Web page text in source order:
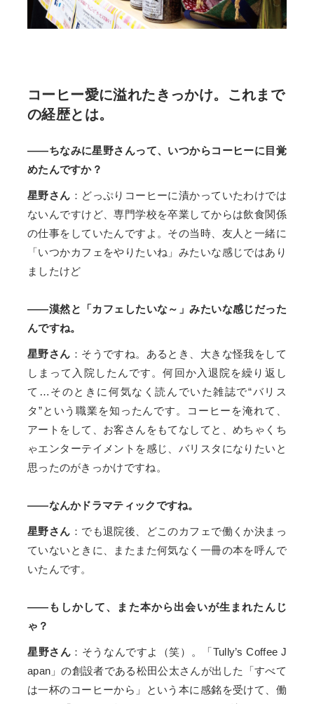
コーヒー愛に溢れたきっかけ。これまで
の経歴とは。
――ちなみに星野さんって、いつからコーヒーに目覚
めたんですか？
星野さん ：どっぷりコーヒーに漬かっていたわけでは
ないんですけど、専門学校を卒業してからは飲食関係
の仕事をしていたんですよ。その当時、友人と一緒に
「いつかカフェをやりたいね」みたいな感じではあり
ましたけど
――漠然と「カフェしたいな～」みたいな感じだった
んですね。
星野さん ：そうですね。あるとき、大きな怪我をして
しまって入院したんです。何回か入退院を繰り返し
て…そのときに何気なく読んでいた雑誌で“バリス
タ”という職業を知ったんです。コーヒーを淹れて、
アートをして、お客さんをもてなしてと、めちゃくち
ゃエンターテイメントを感じ、バリスタになりたいと
思ったのがきっかけですね。
――なんかドラマティックですね。
星野さん ：でも退院後、どこのカフェで働くか決まっ
ていないときに、またまた何気なく一冊の本を呼んで
いたんです。
――もしかして、また本から出会いが生まれたんじ
ゃ？
星野さん ：そうなんですよ（笑）。「Tully’s Coffee J
apan」の創設者である松田公太さんが出した「すべて
は一杯のコーヒーから」という本に感銘を受けて、働